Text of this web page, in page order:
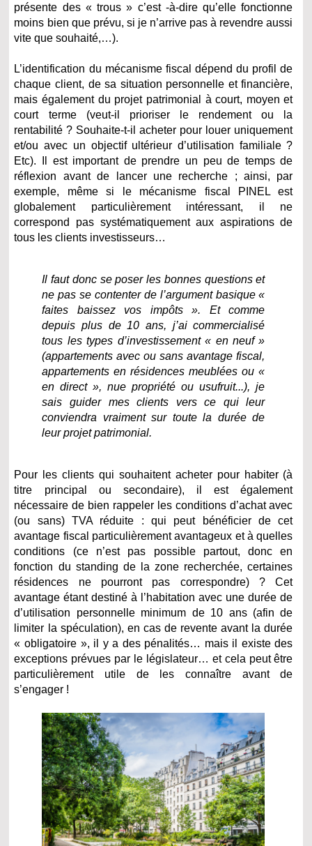
présente des « trous » c’est -à-dire qu’elle fonctionne
moins bien que prévu, si je n’arrive pas à revendre aussi
vite que souhaité,…).
L’identification du mécanisme fiscal dépend du profil de
chaque client, de sa situation personnelle et financière,
mais également du projet patrimonial à court, moyen et
court terme (veut-il prioriser le rendement ou la
rentabilité ? Souhaite-t-il acheter pour louer uniquement
et/ou avec un objectif ultérieur d’utilisation familiale ?
Etc). Il est important de prendre un peu de temps de
réflexion avant de lancer une recherche ; ainsi, par
exemple, même si le mécanisme fiscal PINEL est
globalement particulièrement intéressant, il ne
correspond pas systématiquement aux aspirations de
tous les clients investisseurs…
Il faut donc se poser les bonnes questions et
ne pas se contenter de l’argument basique «
faites baissez vos impôts ». Et comme
depuis plus de 10 ans, j’ai commercialisé
tous les types d’investissement « en neuf »
(appartements avec ou sans avantage fiscal,
appartements en résidences meublées ou «
en direct », nue propriété ou usufruit...), je
sais guider mes clients vers ce qui leur
conviendra vraiment sur toute la durée de
leur projet patrimonial.
Pour les clients qui souhaitent acheter pour habiter (à
titre principal ou secondaire), il est également
nécessaire de bien rappeler les conditions d’achat avec
(ou sans) TVA réduite : qui peut bénéficier de cet
avantage fiscal particulièrement avantageux et à quelles
conditions (ce n’est pas possible partout, donc en
fonction du standing de la zone recherchée, certaines
résidences ne pourront pas correspondre) ? Cet
avantage étant destiné à l’habitation avec une durée de
d’utilisation personnelle minimum de 10 ans (afin de
limiter la spéculation), en cas de revente avant la durée
« obligatoire », il y a des pénalités… mais il existe des
exceptions prévues par le législateur… et cela peut être
particulièrement utile de les connaître avant de
s’engager !